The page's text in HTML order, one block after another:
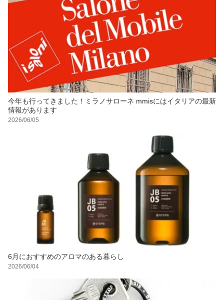
今年も行ってきました！ミラノサローネ mmisにはイタリアの最新
情報があります
2026/06/05
6月におすすめのアロマのある暮らし
2026/06/04